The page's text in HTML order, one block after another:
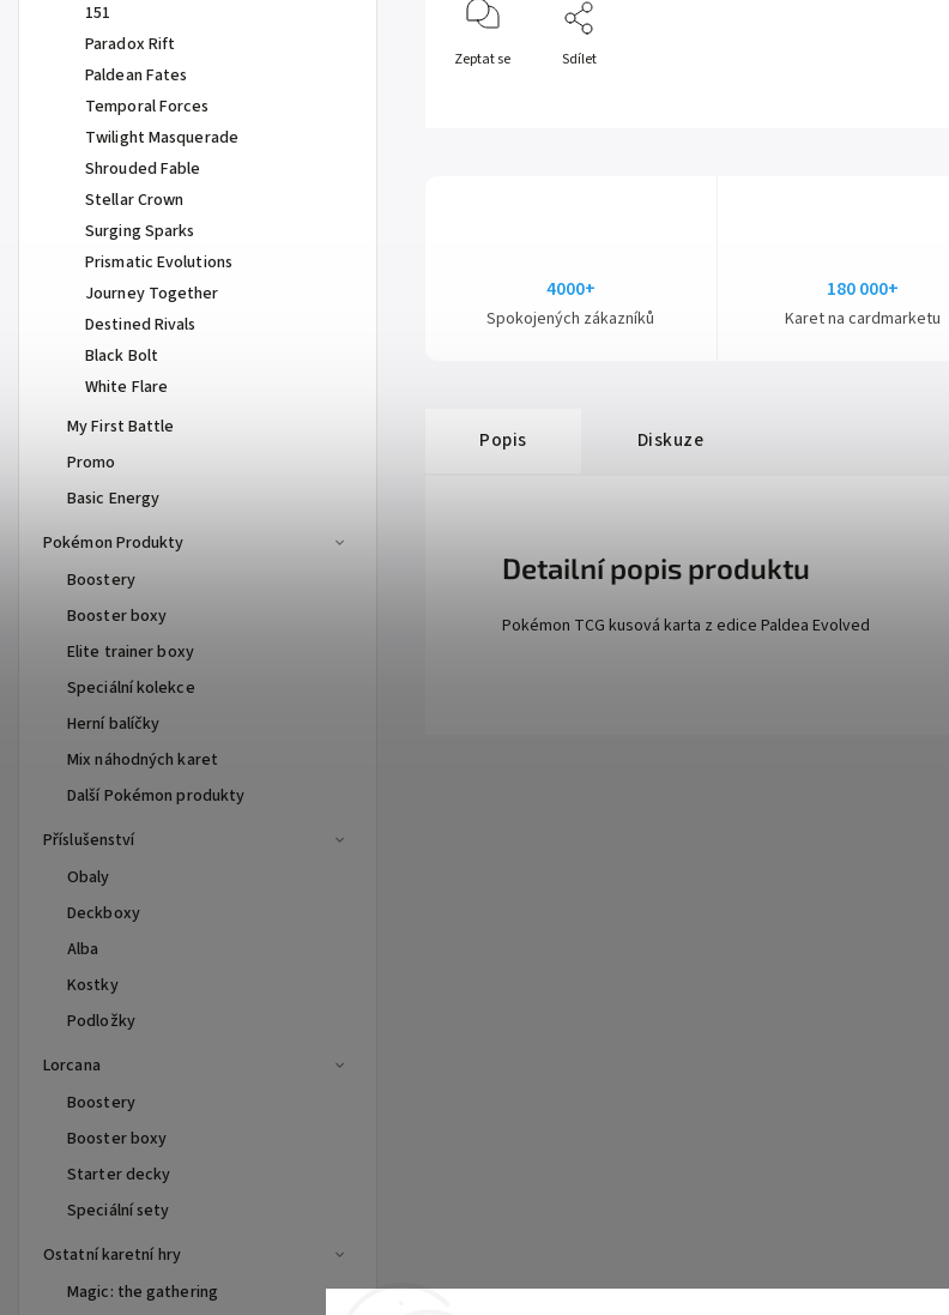
151
Paradox Rift
Paldean Fates
Temporal Forces
Twilight Masquerade
Shrouded Fable
Stellar Crown
Surging Sparks
Prismatic Evolutions
Journey Together
Destined Rivals
Black Bolt
White Flare
My First Battle
Promo
Basic Energy
Pokémon Produkty
Boostery
Booster boxy
Elite trainer boxy
Speciální kolekce
Herní balíčky
Mix náhodných karet
Další Pokémon produkty
Příslušenství
Obaly
Deckboxy
Alba
Kostky
Podložky
Lorcana
Boostery
Booster boxy
Starter decky
Speciální sety
Ostatní karetní hry
Magic: the gathering
Zeptat se Sdílet
4000+
Spokojených zákazníků
180 000+
Karet na cardmarketu
Popis Diskuze
Detailní popis produktu
Pokémon TCG kusová karta z edice Paldea Evolved